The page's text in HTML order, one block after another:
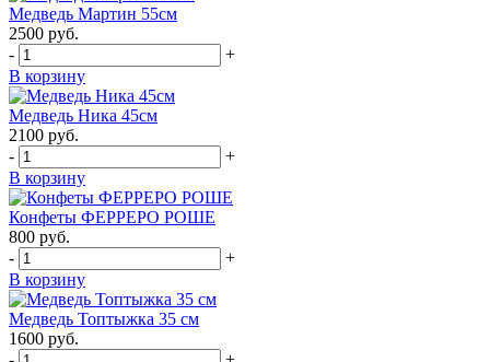
Медведь Мартин 55см
2500 руб.
-
+
В корзину
Медведь Ника 45см
2100 руб.
-
+
В корзину
Конфеты ФЕРРЕРО РОШЕ
800 руб.
-
+
В корзину
Медведь Топтыжка 35 см
1600 руб.